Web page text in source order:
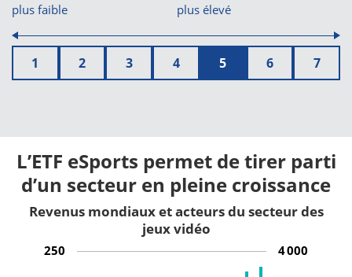
plus faible
plus élevé
1 2 3 4 5 6 7
L’ETF eSports permet de tirer parti
d’un secteur en pleine croissance
Revenus mondiaux et acteurs du secteur des
jeux vidéo
250 4 000